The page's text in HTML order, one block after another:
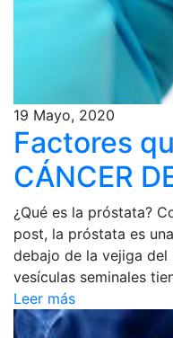
19 Mayo, 2020
Factores
CÁNCER
¿Qué es la próstata?
post, la próstata es
debajo de la vejiga
vesículas seminales
Leer más